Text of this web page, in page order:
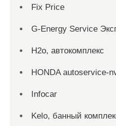
Fix Price
G-Energy Service
H2о, автокомплекс
HONDA autoservice-
Infocar
Kelo, банный